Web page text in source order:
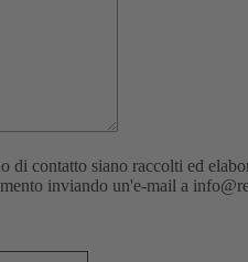
di contatto siano raccolti ed
inviando un'e-mail a